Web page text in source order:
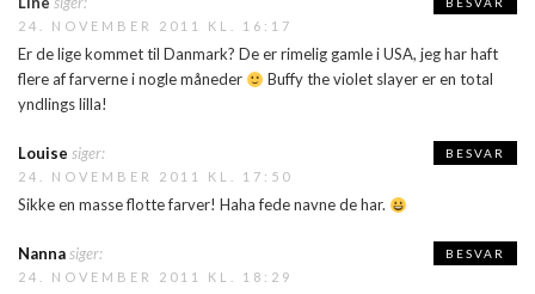
24. NOVEMBER 2011 KL. 16:17
Er de lige kommet til Danmark? De er rimelig gamle i USA, jeg har haft
flere af farverne i nogle måneder
Buffy the violet slayer er en total
yndlings lilla!
Louise siger:
24. NOVEMBER 2011 KL. 17:50
Sikke en masse flotte farver! Haha fede navne de har.
BESVAR
Nannasiger:
24. NOVEMBER 2011 KL. 18:29
BESVAR